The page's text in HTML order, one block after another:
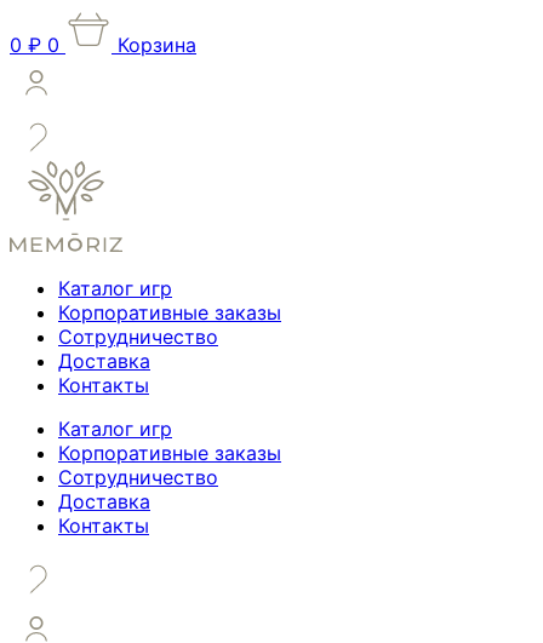
0 ₽ 0 Корзина
Каталог игр
Корпоративные заказы
Сотрудничество
Доставка
Контакты
Каталог игр
Корпоративные заказы
Сотрудничество
Доставка
Контакты